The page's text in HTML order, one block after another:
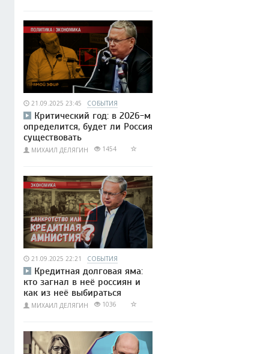
21.09.2025 23:45 СОБЫТИЯ
Критический год: в 2026-м
определится, будет ли Россия
существовать
МИХАИЛ ДЕЛЯГИН 1454
21.09.2025 22:21 СОБЫТИЯ
Кредитная долговая яма:
кто загнал в неё россиян и
как из неё выбираться
МИХАИЛ ДЕЛЯГИН 1036